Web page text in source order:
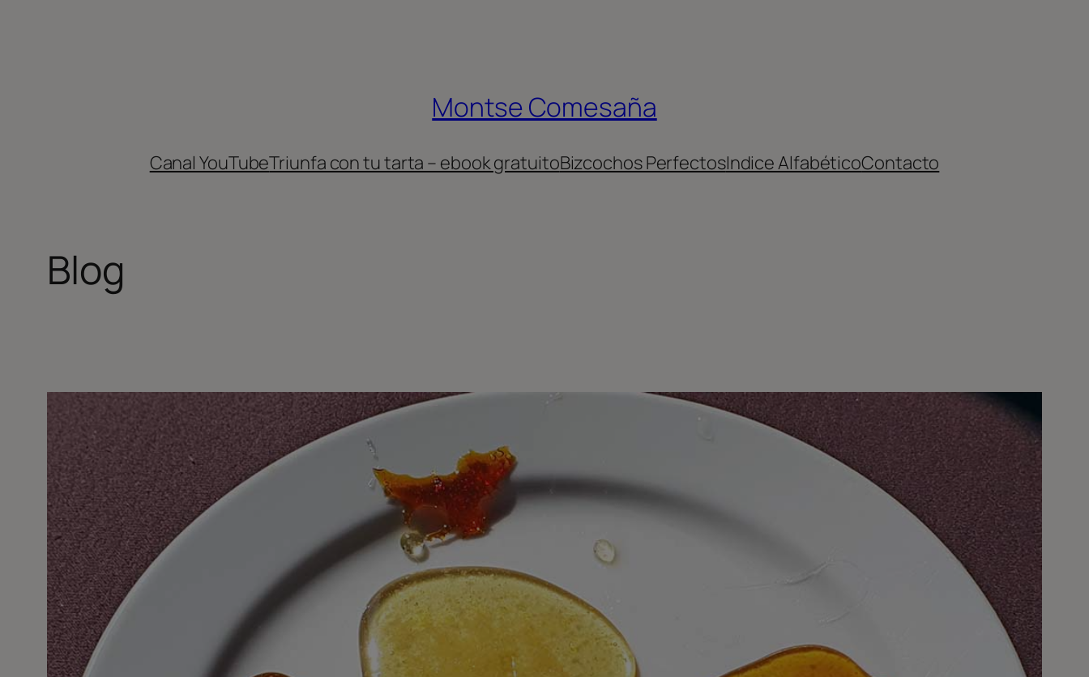
Montse Comesaña
Canal YouTubeTriunfa con tu tarta – ebook gratuitoBizcochos PerfectosIndice AlfabéticoContacto
Blog